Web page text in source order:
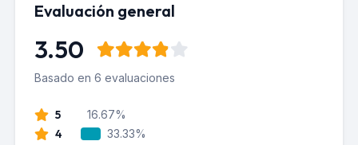
Evaluación general
3.50
Basado en 6 evaluaciones
5 16.67%
4 33.33%